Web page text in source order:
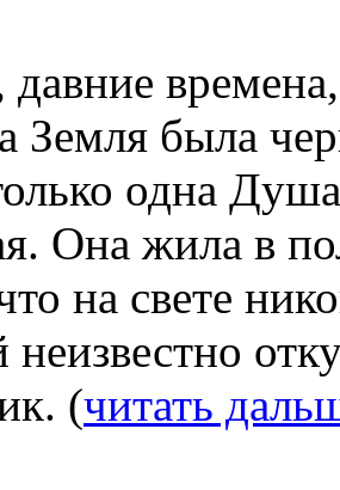
давние
Земля была
одна
Она жила в
на свете
неизвестно
(читать